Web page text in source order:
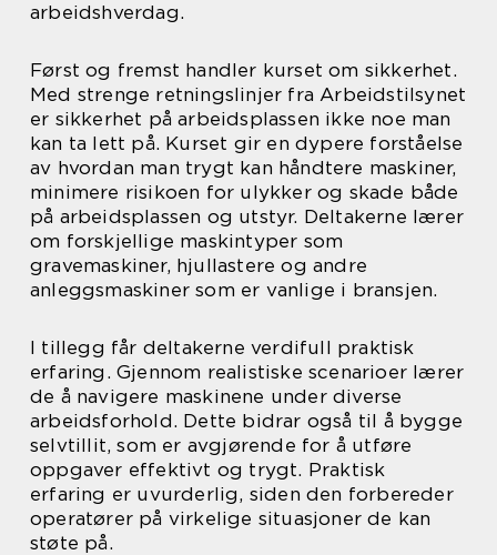
arbeidshverdag.
Først og fremst handler kurset om sikkerhet.
Med strenge retningslinjer fra Arbeidstilsynet
er sikkerhet på arbeidsplassen ikke noe man
kan ta lett på. Kurset gir en dypere forståelse
av hvordan man trygt kan håndtere maskiner,
minimere risikoen for ulykker og skade både
på arbeidsplassen og utstyr. Deltakerne lærer
om forskjellige maskintyper som
gravemaskiner, hjullastere og andre
anleggsmaskiner som er vanlige i bransjen.
I tillegg får deltakerne verdifull praktisk
erfaring. Gjennom realistiske scenarioer lærer
de å navigere maskinene under diverse
arbeidsforhold. Dette bidrar også til å bygge
selvtillit, som er avgjørende for å utføre
oppgaver effektivt og trygt. Praktisk
erfaring er uvurderlig, siden den forbereder
operatører på virkelige situasjoner de kan
støte på.